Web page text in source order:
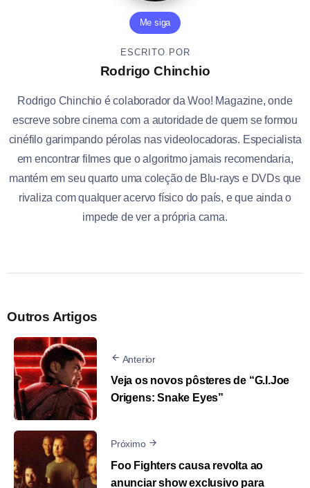
Me siga
ESCRITO POR
Rodrigo Chinchio
Rodrigo Chinchio é colaborador da Woo! Magazine, onde
escreve sobre cinema com a autoridade de quem se formou
cinéfilo garimpando pérolas nas videolocadoras. Especialista
em encontrar filmes que o algoritmo jamais recomendaria,
mantém em seu quarto uma coleção de Blu-rays e DVDs que
rivaliza com qualquer acervo físico do país, e que ainda o
impede de ver a própria cama.
Outros Artigos
Anterior
Veja os novos pôsteres de “G.I.Joe
Origens: Snake Eyes”
Próximo
Foo Fighters causa revolta ao
anunciar show exclusivo para